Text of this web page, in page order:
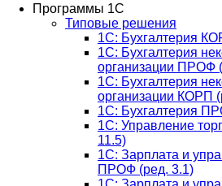
Программы 1С
Типовые решения
1C: Бухгалтерия
1С: Бухгалтерия
организации ПРОФ
1С: Бухгалтерия
организации КОРП
1C: Бухгалтерия
1C: Управление
11.5)
1C: Зарплата и
ПРОФ (ред. 3.1)